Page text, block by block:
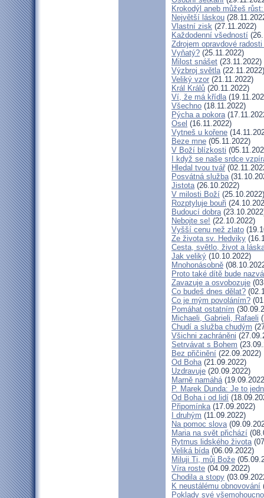
Krokodýl aneb můžeš
Největší láskou
Vlastní zisk (27.11.2022)
Každodenní všedností
Zdrojem opravdové
Vyňatý? (25.11.2022)
Milost snášet (23.11.2022)
Výzbroj světla(22.11.2022)
Veliký vzor (21.11.2022)
Král Králů (20.11.2022)
Ví, že má křídla
Všechno (18.11.2022)
Pýcha a pokora
Osel (16.11.2022)
Vytneš u kořene
Beze mne (05.11.2022)
V Boží blízkosti
I když se naše srdce
Hledal tvou tvář
Posvátná služba
Jistota(26.10.2022)
V milosti Boží (25.10.2022)
Rozptyluje bouři
Budoucí dobra
Nebojte se! (22.10.2022)
Vyšší cenu než zlato
Ze života sv. Hedviky
Cesta, světlo, život a
Jak veliký (10.10.2022)
Mnohonásobně
Proto také dítě bude
Zavazuje a osvobozuje
Co budeš dnes dělat?
Co je mým povoláním?
Pomáhat ostatním
Michaeli, Gabrieli, Rafaeli
Chudí a služba chudým
Všichni zachráněni
Setrvávat s Bohem
Bez přičinění (22.09.2022)
Od Boha(21.09.2022)
Uzdravuje (20.09.2022)
Marně namáhá
P. Marek Dunda: Je to
Od Boha i od lidí
Připomínka(17.09.2022)
I druhým (11.09.2022)
Na pomoc slova
Maria na svět přichází
Rytmus lidského života
Veliká bída(06.09.2022)
Miluji Ti, můj Bože
Víra roste (04.09.2022)
Chodila a stopy
K neustálému obnovování
Poklady své